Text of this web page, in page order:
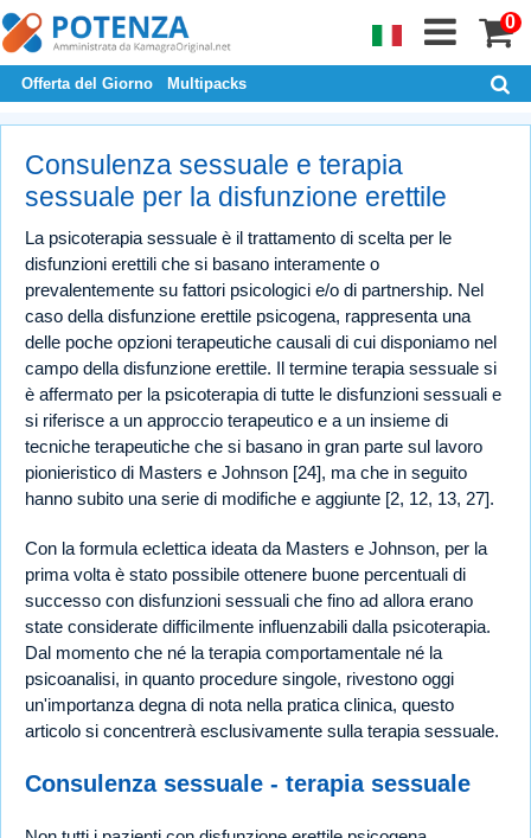
0
Offerta del Giorno Multipacks
Consulenza sessuale e terapia
sessuale per la disfunzione erettile
La psicoterapia sessuale è il trattamento di scelta per le
disfunzioni erettili che si basano interamente o
prevalentemente su fattori psicologici e/o di partnership. Nel
caso della disfunzione erettile psicogena, rappresenta una
delle poche opzioni terapeutiche causali di cui disponiamo nel
campo della disfunzione erettile. Il termine terapia sessuale si
è affermato per la psicoterapia di tutte le disfunzioni sessuali e
si riferisce a un approccio terapeutico e a un insieme di
tecniche terapeutiche che si basano in gran parte sul lavoro
pionieristico di Masters e Johnson [24], ma che in seguito
hanno subito una serie di modifiche e aggiunte [2, 12, 13, 27].
Con la formula eclettica ideata da Masters e Johnson, per la
prima volta è stato possibile ottenere buone percentuali di
successo con disfunzioni sessuali che fino ad allora erano
state considerate difficilmente influenzabili dalla psicoterapia.
Dal momento che né la terapia comportamentale né la
psicoanalisi, in quanto procedure singole, rivestono oggi
un'importanza degna di nota nella pratica clinica, questo
articolo si concentrerà esclusivamente sulla terapia sessuale.
Consulenza sessuale - terapia sessuale